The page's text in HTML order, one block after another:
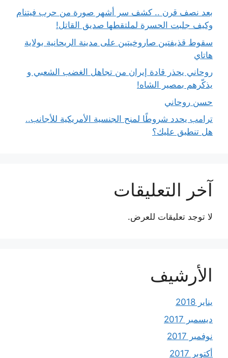
بعد نصف قرن .. كشف سر أشهر صورة من حرب فيتنام
وكيف جلبت الحسرة لملتقطها صديق القاتل!
سقوط قذيفتين صاروخيتين على مدينة الريحانية بولاية
هاتاي
روحاني يحذر قادة إيران من تجاهل الغضب الشعبي و
يذكّرهم بمصير الشاه!
حسن روحاني
ترامب يحدد شروطًا لمنح الجنسية الأمريكية للأجانب..
هل تنطبق عليك؟
آخر التعليقات
لا توجد تعليقات للعرض.
الأرشيف
يناير 2018
ديسمبر 2017
نوفمبر 2017
أكتوبر 2017